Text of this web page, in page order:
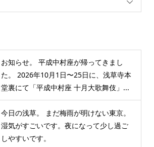
お知らせ。 平成中村座が帰ってきまし
た。 2026年10月1日〜25日に、浅草寺本
堂裏にて「平成中村座 十月大歌舞伎」...
今日の浅草。 まだ梅雨が明けない東京。
湿気がすごいです。夜になって少し過ご
しやすいです。